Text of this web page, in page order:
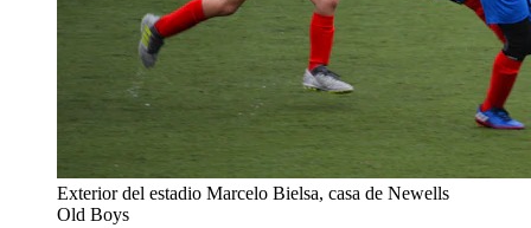
Exterior del estadio Marcelo Bielsa, casa de Newells
Old Boys